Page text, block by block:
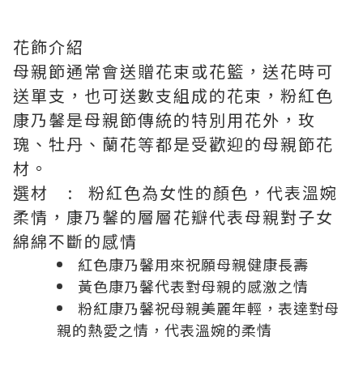
花飾介紹
母親節通常會送贈花束或花籃，送花時可
送單支，也可送數支組成的花束，粉紅色
康乃馨是母親節傳統的特別用花外，玫
瑰、牡丹、蘭花等都是受歡迎的母親節花
材。
選材 : 粉紅色為女性的顏色，代表溫婉
柔情，康乃馨的層層花瓣代表母親對子女
綿綿不斷的感情
紅色康乃馨用來祝願母親健康長壽
黃色康乃馨代表對母親的感激之情
粉紅康乃馨祝母親美麗年輕，表達對母
親的熱愛之情，代表溫婉的柔情